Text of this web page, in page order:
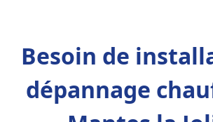
Besoin de
dépannage